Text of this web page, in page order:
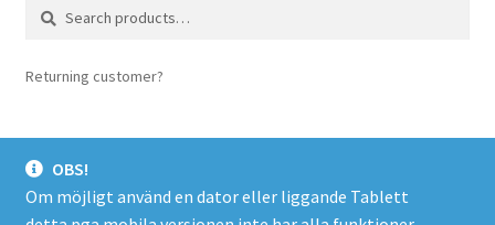
Search
Search
Returning customer?
OBS!
Om möjligt använd en dator eller liggande Tablett